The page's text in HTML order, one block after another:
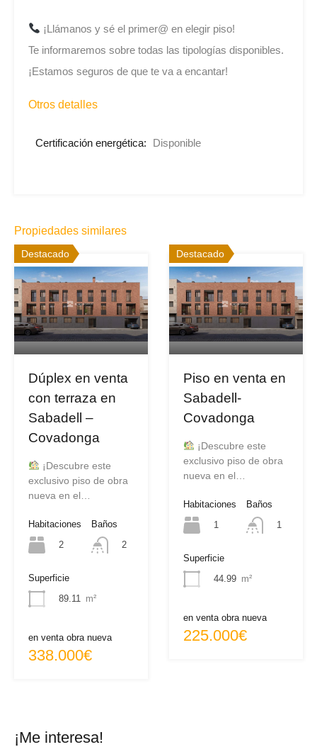
¡Llámanos y sé el primer@ en elegir piso!
Te informaremos sobre todas las tipologías disponibles.
¡Estamos seguros de que te va a encantar!
Otros detalles
Certificación energética: Disponible
Propiedades similares
Destacado
Dúplex en venta
con terraza en
Sabadell –
Covadonga
¡Descubre este
exclusivo piso de obra
nueva en el…
Habitaciones
2
Baños
2
Superficie
89.11
m²
en venta obra nueva
338.000€
Destacado
Piso en venta en
Sabadell-
Covadonga
¡Descubre este
exclusivo piso de obra
nueva en el…
Habitaciones
1
Baños
1
Superficie
44.99 m²
en venta obra nueva
225.000€
¡Me interesa!